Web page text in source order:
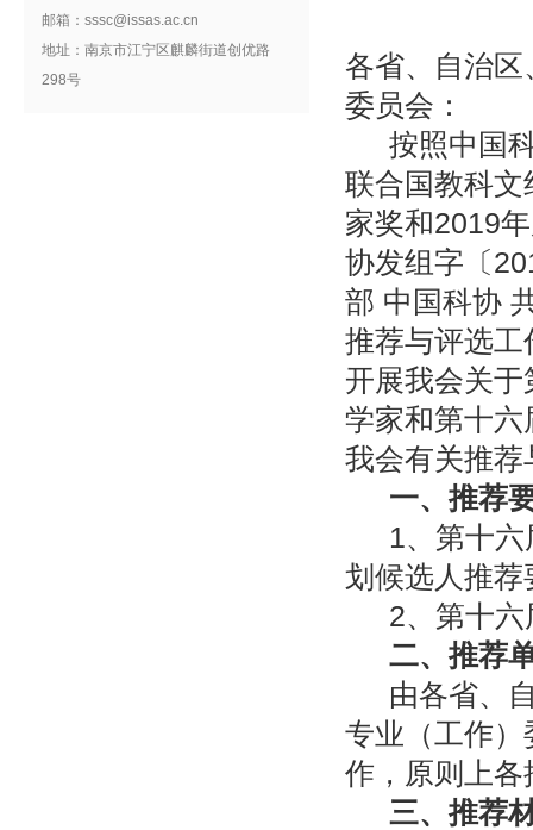
邮箱：sssc@issas.ac.cn
地址：南京市江宁区麒麟街道创优路
298号
各省、自治
委员会：
按照中国
联合国教科
家奖和2019
协发组字〔
部 中国科协
推荐与评选
开展我会关
学家和第十
我会有关推
一、推荐
1、第十
划候选人推
2、第十
二、推荐
由各省、
专业（工作
作，原则上
三、推荐